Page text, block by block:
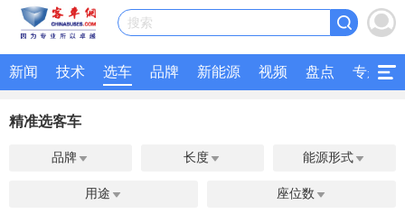
搜索
新闻 技术 选车 品牌 新能源 视频 盘点 专题
精准选客车
品牌  长度  能源形式 
用途  座位数 